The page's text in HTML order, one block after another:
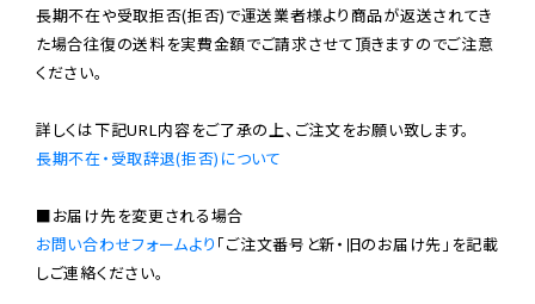
長期不在や受取拒否(拒否)で運送業者様より商品が返送されてき
た場合往復の送料を実費金額でご請求させて頂きますのでご注意
ください。
長期不在・受取辞退(拒否)について
お問い合わせフォームより 「ご注文番号と新・旧のお届け先」を記載
しご連絡ください。